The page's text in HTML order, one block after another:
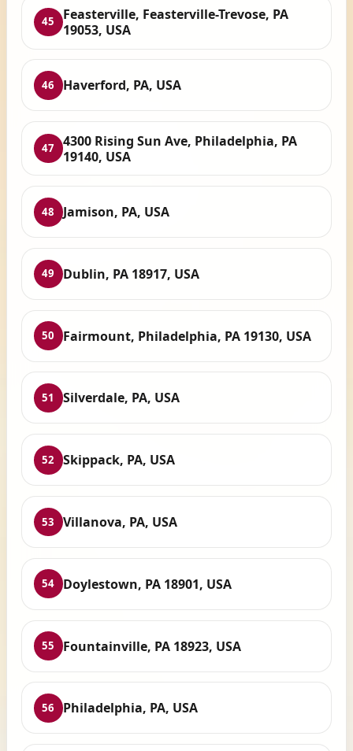
45
Feasterville, Feasterville-Trevose, PA
19053, USA
46 Haverford, PA, USA
47
4300 Rising Sun Ave, Philadelphia, PA
19140, USA
48 Jamison, PA, USA
49 Dublin, PA 18917, USA
50 Fairmount, Philadelphia, PA 19130, USA
51 Silverdale, PA, USA
52 Skippack, PA, USA
53 Villanova, PA, USA
54 Doylestown, PA 18901, USA
55 Fountainville, PA 18923, USA
56 Philadelphia, PA, USA